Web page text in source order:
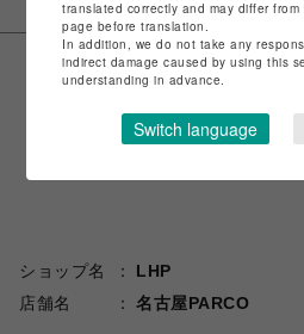
ショップ名
LHP
店舗名
名古屋PARCO
translated correctly and may differ
page before translation.
In addition, we do not take any
indirect damage caused by using this
understanding in advance.
Switch language